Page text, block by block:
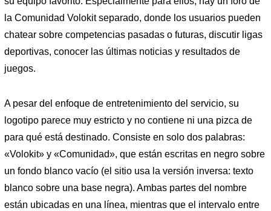
la Comunidad Volokit separado, donde los usuarios pueden
chatear sobre competencias pasadas o futuras, discutir ligas
deportivas, conocer las últimas noticias y resultados de
juegos.
A pesar del enfoque de entretenimiento del servicio, su
logotipo parece muy estricto y no contiene ni una pizca de
para qué está destinado. Consiste en solo dos palabras:
«Volokit» y «Comunidad», que están escritas en negro sobre
un fondo blanco vacío (el sitio usa la versión inversa: texto
blanco sobre una base negra). Ambas partes del nombre
están ubicadas en una línea, mientras que el intervalo entre